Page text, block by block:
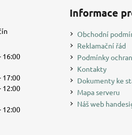
16:00
17:00
12:00
12:00
Informace
Obchodní
Reklamační řád
Podmínky
Kontakty
Dokumenty ke
Mapa serveru
Náš web